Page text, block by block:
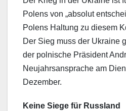
Polens von „absolut
Polens Haltung zu diesem
Der Sieg muss der Ukraine
der polnische Präsident
Neujahrsansprache am
Dezember.
Keine Siege für Russland